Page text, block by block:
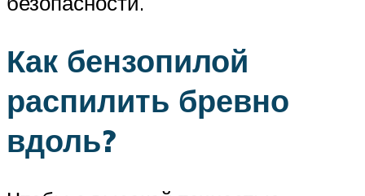
Как бензопилой
распилить бревно
вдоль?